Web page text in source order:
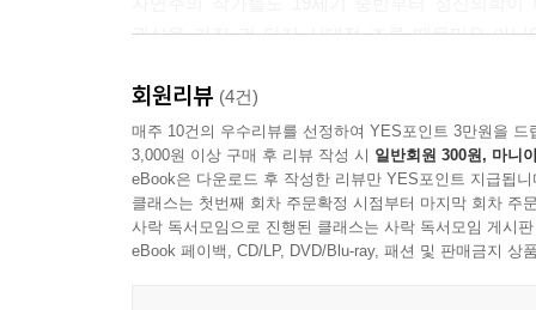
관심을 가진 건 단지 시대적 조류 때문만은 아
매독균 때문인지 유전병 때문인지 모르지만 오랜
특기할 만한 사건 하나 없고 화자 외엔 등장인
모파상이 다다른 절망의 심연을 간명하게 보여
인물들과 19세기 파리의 밤풍경이 텍스트의 여운
회원리뷰 (4건)
매주 10건의 우수리뷰를 선정하여 YES포인트 3만원을 드
3,000원 이상 구매 후 리뷰 작성 시 일반회원 300원, 마니
eBook은 다운로드 후 작성한 리뷰만 YES포인트 지급됩니
클래스는 첫번째 회차 주문확정 시점부터 마지막 회차 주
사락 독서모임으로 진행된 클래스는 사락 독서모임 게시
eBook 페이백, CD/LP, DVD/Blu-ray, 패션 및 판매금지 상